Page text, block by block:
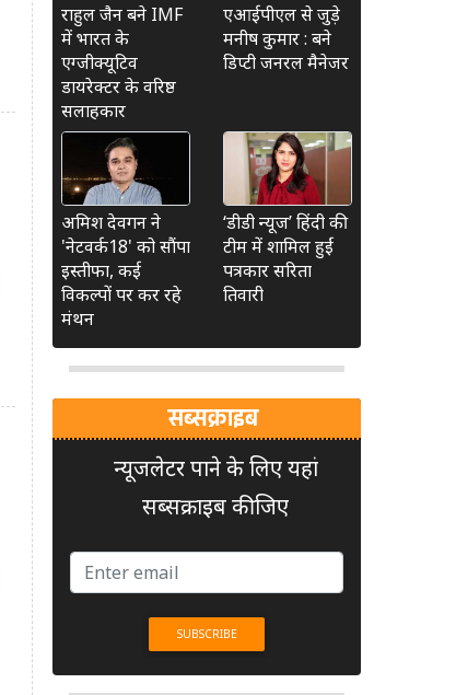
राहुल जैन बने IMF
में भारत के
एग्जीक्यूटिव
डायरेक्टर के वरिष्ठ
सलाहकार
एआईपीएल से जुड़े
मनीष कुमार : बने
डिप्टी जनरल मैनेजर
अमिश देवगन ने
'नेटवर्क18' को सौंपा
इस्तीफा, कई
विकल्पों पर कर रहे
मंथन
‘डीडी न्यूज’ हिंदी की
टीम में शामिल हुईं
पत्रकार सरिता
तिवारी
सब्सक्राइब
न्यूजलेटर पाने के लिए यहां
सब्सक्राइब कीजिए